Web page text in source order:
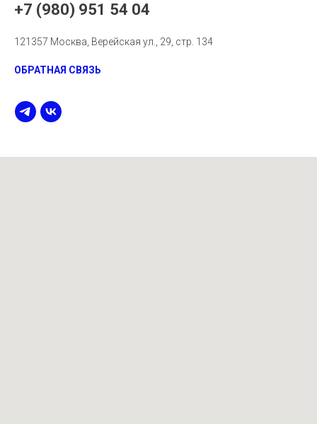
+7 (980) 951 54 04
121357 Москва, Верейская ул., 29, стр. 134
ОБРАТНАЯ СВЯЗЬ